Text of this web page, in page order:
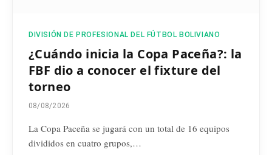
DIVISIÓN DE PROFESIONAL DEL FÚTBOL BOLIVIANO
¿Cuándo inicia la Copa Paceña?: la
FBF dio a conocer el fixture del
torneo
08/08/2026
La Copa Paceña se jugará con un total de 16 equipos
divididos en cuatro grupos,…